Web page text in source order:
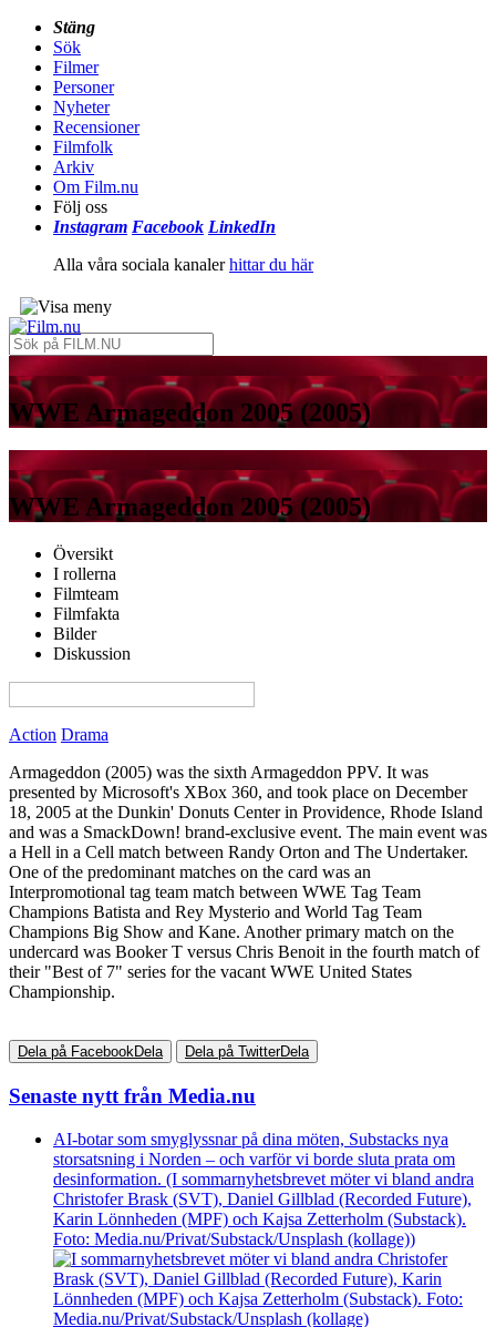
Stäng
Sök
Filmer
Personer
Nyheter
Recensioner
Filmfolk
Arkiv
Om Film.nu
Följ oss
Instagram Facebook LinkedIn
Alla våra sociala kanalerhittar du här
WWE Armageddon 2005 (2005)
WWE Armageddon 2005 (2005)
Översikt
I rollerna
Filmteam
Filmfakta
Bilder
Diskussion
Action Drama
Armageddon (2005) was the sixth Armageddon PPV. It was
presented by Microsoft's XBox 360, and took place on December
18, 2005 at the Dunkin' Donuts Center in Providence, Rhode Island
and was a SmackDown! brand-exclusive event. The main event was
a Hell in a Cell match between Randy Orton and The Undertaker.
One of the predominant matches on the card was an
Interpromotional tag team match between WWE Tag Team
Champions Batista and Rey Mysterio and World Tag Team
Champions Big Show and Kane. Another primary match on the
undercard was Booker T versus Chris Benoit in the fourth match of
their "Best of 7" series for the vacant WWE United States
Championship.
Dela på FacebookDela Dela på TwitterDela
Senaste nytt från Media.nu
AI-botar som smyglyssnar på dina möten, Substacks nya
storsatsning i Norden – och varför vi borde sluta prata om
desinformation. (I sommarnyhetsbrevet möter vi bland andra
Christofer Brask (SVT), Daniel Gillblad (Recorded Future),
Karin Lönnheden (MPF) och Kajsa Zetterholm (Substack).
Foto: Media.nu/Privat/Substack/Unsplash (kollage))